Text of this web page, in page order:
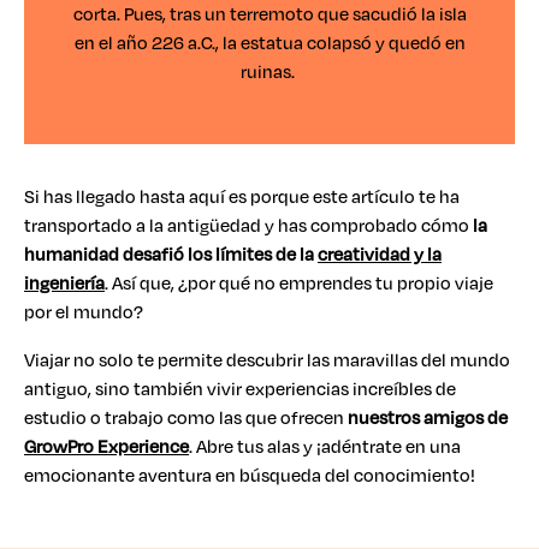
corta. Pues, tras un terremoto que sacudió la isla
en el año 226 a.C., la estatua colapsó y quedó en
ruinas.
Si has llegado hasta aquí es porque este artículo te ha
transportado a la antigüedad y has comprobado cómo la
humanidad desafió los límites de lacreatividad y la
ingeniería. Así que, ¿por qué no emprendes tu propio viaje
por el mundo?
Viajar no solo te permite descubrir las maravillas del mundo
antiguo, sino también vivir experiencias increíbles de
estudio o trabajo como las que ofrecen nuestros amigos de
GrowPro Experience. Abre tus alas y ¡adéntrate en una
emocionante aventura en búsqueda del conocimiento!